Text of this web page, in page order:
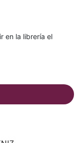
en la librería el